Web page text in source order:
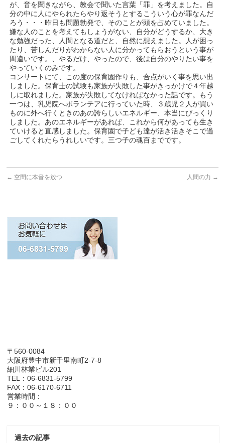
が、音を聞きながら、教会で聞いた言葉「罪」を考えました。自
分の中に人にやられたらやり返そうとするこういう心が罪なんだ
ろう・・・昨日も問題勃発で、そのことが頭を占めていました。
嫌な人のことを考えてもしょうがない、自分がどうするか、大き
な勉強だった、人間となる道だと、自然に想えました。人が困っ
たり、苦しんだりがわからない人に分かってもらおうという事が
間違いです。、やるだけ、やったので、後は自分のやりたい事を
やっていくのみです。
コンサートにて、この度の保育園作りも、合点がいく事を思い出
しました。保育士の試験も家族が失敗した事がきっかけで４年越
しに取れました。家族が失敗してなければなかった話です。もう
一つは、乳児院へボランテアに行っていた時、３歳児２人が買い
ものに外へ行くときのあの誇らしいエネルギー、本当にびっくり
しました。あのエネルギーがあれば、これから何があっても生き
ていけると直感しました。保育園で子ども達が活き活きそこで過
ごしてくれたらうれしいです。三つ子の魂百までです。
← 空間に本音を放つ 人間の力 →
〒560-0084
大阪府豊中市新千里南町2-7-8
細川林業ビル201
TEL：06-6831-5799
FAX：06-6170-6711
営業時間：
９：００～１８：００
過去の記事